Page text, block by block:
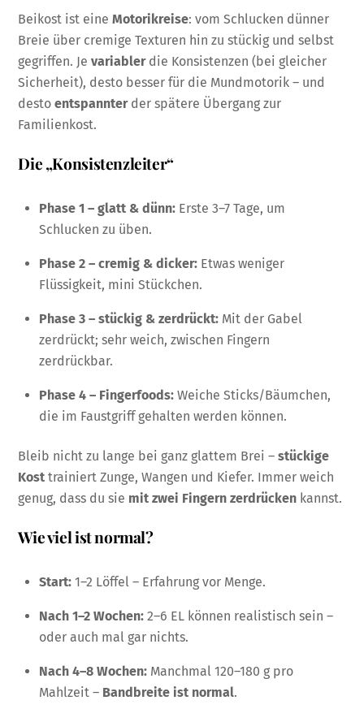
Beikost ist eineMotorikreise: vom Schlucken dünner
Breie über cremige Texturen hin zu stückig und selbst
gegriffen. Jevariablerdie Konsistenzen (bei gleicher
Sicherheit), desto besser für die Mundmotorik – und
destoentspannterder spätere Übergang zur
Familienkost.
Die „Konsistenzleiter“
Phase 1 – glatt & dünn: Erste 3–7 Tage, um
Schlucken zu üben.
Phase 2 – cremig & dicker: Etwas weniger
Flüssigkeit, mini Stückchen.
Phase 3 – stückig & zerdrückt: Mit der Gabel
zerdrückt; sehr weich, zwischen Fingern
zerdrückbar.
Phase 4 – Fingerfoods: Weiche Sticks/Bäumchen,
die im Faustgriff gehalten werden können.
Bleib nicht zu lange bei ganz glattem Brei –stückige
Kost trainiert Zunge, Wangen und Kiefer. Immer weich
genug, dass du sie mit zwei Fingern zerdrücken kannst.
Wie viel ist normal?
Start: 1–2 Löffel – Erfahrung vor Menge.
Nach 1–2 Wochen: 2–6 EL können realistisch sein –
oder auch mal gar nichts.
Nach 4–8 Wochen: Manchmal 120–180 g pro
Mahlzeit – Bandbreite ist normal.